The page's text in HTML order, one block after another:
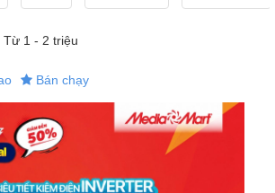
Từ 1 - 2 triệu
Bán chạy